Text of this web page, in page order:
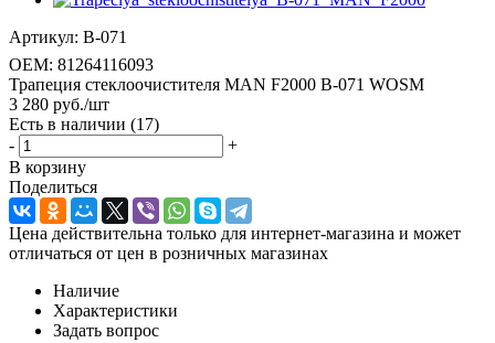
Артикул: B-071
OEM: 81264116093
Трапеция стеклоочистителя MAN F2000 B-071 WOSM
3 280 руб./шт
Есть в наличии (17)
-
+
В корзину
Поделиться
Цена действительна только для интернет-магазина и может
отличаться от цен в розничных магазинах
Наличие
Характеристики
Задать вопрос